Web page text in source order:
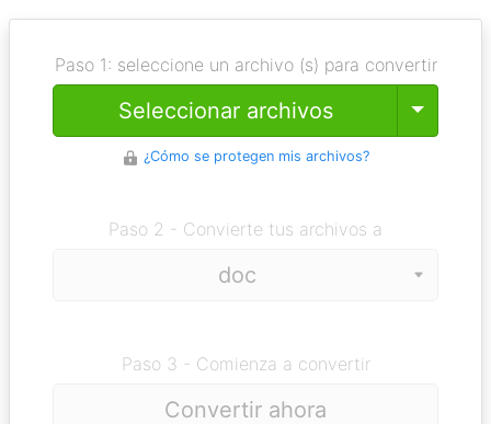
Paso 1: seleccione un archivo (s) para convertir
Seleccionar archivos Toggle
¿Cómo se protegen mis archivos?
Paso 2 - Convierte tus archivos a
Paso 3 - Comienza a convertir
Convertir ahora